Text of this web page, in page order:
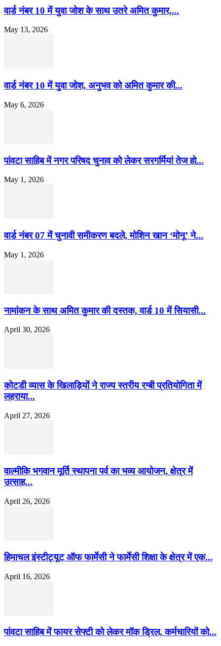
वार्ड नंबर 10 में युवा जोश के साथ उतरे अमित कुमार,...
May 13, 2026
वार्ड नंबर 10 में युवा जोश, अनुभव को अमित कुमार की...
May 6, 2026
पांवटा साहिब में नगर परिषद चुनाव को लेकर सरगर्मियां तेज हो...
May 1, 2026
वार्ड नंबर 07 में चुनावी समीकरण बदले, मोशिन खान ‘मोनू’ ने...
May 1, 2026
नामांकन के साथ अमित कुमार की दस्तक, वार्ड 10 में सियासी...
April 30, 2026
कोटडी व्यास के खिलाड़ियों ने राज्य स्तरीय रग्बी प्रतियोगिता में
लहराया...
April 27, 2026
वाल्मीकि भगवान मूर्ति स्थापना पर्व का भव्य आयोजन, क्षेत्र में
उत्साह...
April 26, 2026
हिमाचल इंस्टीट्यूट ऑफ फार्मेसी ने फार्मेसी शिक्षा के क्षेत्र में एक...
April 16, 2026
पांवटा साहिब में फायर सेफ्टी को लेकर मॉक ड्रिल, कर्मचारियों को...